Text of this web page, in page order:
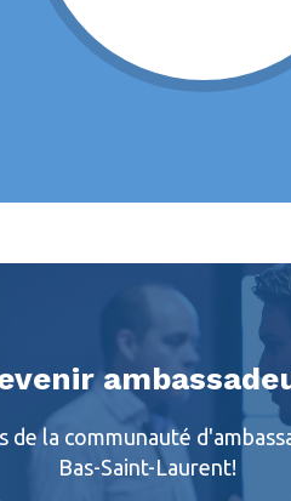
de la communauté
Bas-Saint-Laurent!